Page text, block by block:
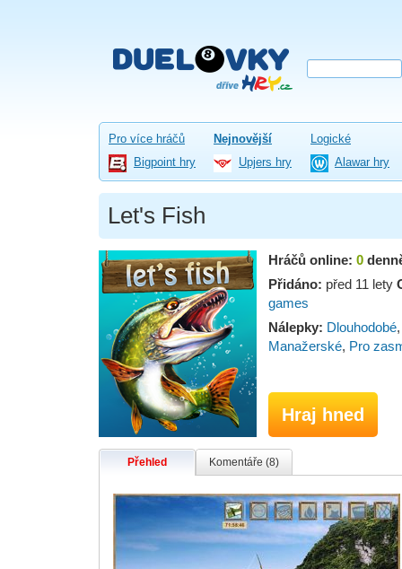
Pro více hráčů Nejnovější
Logické
Bigpoint hry
Upjers hry Alawar hry
Let's Fish
Hráčů online: 0
Přidáno: před 11 lety
games
Nálepky: Dlouhodobé
Manažerské, Pro
Hraj hned
Přehled Komentáře (8)